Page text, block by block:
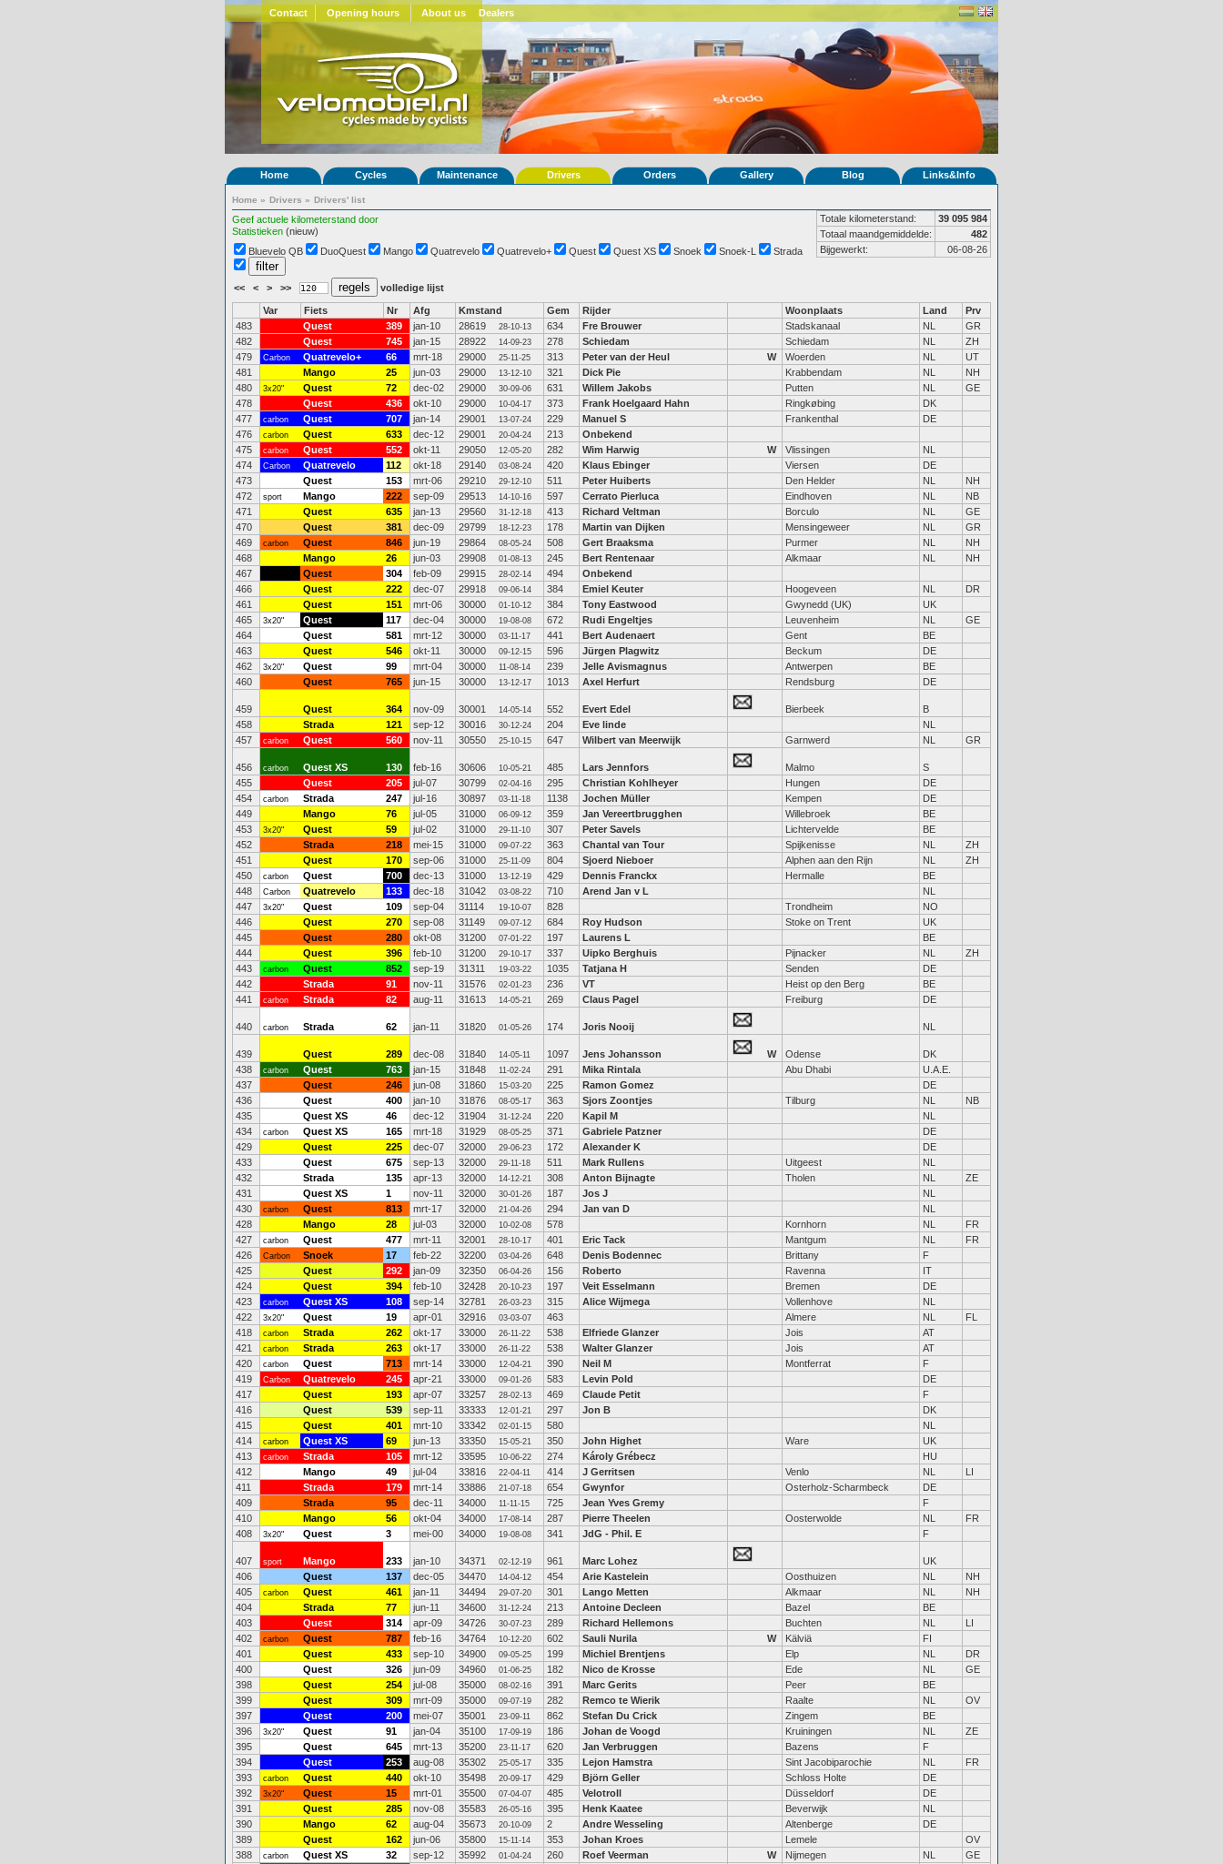
Contact Opening hours About us Dealers
Home Cycles Maintenance Drivers Orders Gallery Blog Links&Info
Home » Drivers » Drivers' list
Geef actuele kilometerstand door
Statistieken (nieuw)
Totale kilometerstand:
39 095 984
Totaal maandgemiddelde:
482
Bijgewerkt:
06-08-26
Bluevelo QB DuoQuest Mango Quatrevelo Quatrevelo+ Quest Quest XS Snoek Snoek-L Strada
<< < > >> volledige lijst
Var Fiets Nr Afg Kmstand Gem Rijder Woonplaats Land
Prv
483
Quest 389 jan-10 28619 28-10-13 634 Fre Brouwer Stadskanaal NL
GR
482
Quest 745 jan-15 28922 14-09-23 278 Schiedam Schiedam NL
ZH
479
Carbon Quatrevelo+ 66 mrt-18 29000 25-11-25 313 Peter van der Heul W Woerden NL
UT
481
Mango 25 jun-03 29000 13-12-10 321 Dick Pie Krabbendam NL
NH
480
3x20" Quest 72 dec-02 29000 30-09-06 631 Willem Jakobs Putten NL
GE
478
Quest 436 okt-10 29000 10-04-17 373 Frank Hoelgaard Hahn Ringkøbing
DK
477
carbon Quest 707 jan-14 29001 13-07-24 229 Manuel S Frankenthal
DE
476
carbon Quest 633 dec-12 29001 20-04-24 213
Onbekend
475
carbon Quest 552 okt-11 29050 12-05-20 282 Wim Harwig W Vlissingen
NL
474
Carbon Quatrevelo 112 okt-18 29140 03-08-24 420 Klaus Ebinger Viersen
DE
473
Quest 153 mrt-06 29210 29-12-10 511 Peter Huiberts Den Helder NL
NH
472
sport Mango 222 sep-09 29513 14-10-16 597 Cerrato Pierluca Eindhoven NL
NB
471
Quest 635 jan-13 29560 31-12-18 413 Richard Veltman Borculo NL
GE
470
Quest 381 dec-09 29799 18-12-23 178 Martin van Dijken Mensingeweer NL
GR
469
carbon Quest 846 jun-19 29864 08-05-24 508 Gert Braaksma Purmer NL
NH
468
Mango 26 jun-03 29908 01-08-13 245 Bert Rentenaar Alkmaar NL
NH
467
Quest 304 feb-09 29915 28-02-14 494
Onbekend
466
Quest 222 dec-07 29918 09-06-14 384 Emiel Keuter Hoogeveen NL
DR
461
Quest 151 mrt-06 30000 01-10-12 384 Tony Eastwood Gwynedd (UK)
UK
465
3x20" Quest 117 dec-04 30000 19-08-08 672 Rudi Engeltjes Leuvenheim NL
GE
464
Quest 581 mrt-12 30000 03-11-17 441 Bert Audenaert Gent
BE
463
Quest 546 okt-11 30000 09-12-15 596 Jürgen Plagwitz Beckum
DE
462
3x20" Quest 99 mrt-04 30000 11-08-14 239 Jelle Avismagnus Antwerpen
BE
460
Quest 765 jun-15 30000 13-12-17 1013 Axel Herfurt Rendsburg DE
459 Quest 364 nov-09 30001 14-05-14 552 Evert Edel Bierbeek
B
458
Strada 121 sep-12 30016 30-12-24 204 Eve linde
NL
457
carbon Quest 560 nov-11 30550 25-10-15 647 Wilbert van Meerwijk Garnwerd NL GR
456 carbon Quest XS 130 feb-16 30606 10-05-21 485 Lars Jennfors Malmo
S
455
Quest 205 jul-07 30799 02-04-16 295 Christian Kohlheyer Hungen
DE
454
carbon Strada 247 jul-16 30897 03-11-18 1138 Jochen Müller Kempen
DE
449
Mango 76 jul-05 31000 06-09-12 359 Jan Vereertbrugghen Willebroek
BE
453
3x20" Quest 59 jul-02 31000 29-11-10 307 Peter Savels Lichtervelde
BE
452
Strada 218 mei-15 31000 09-07-22 363 Chantal van Tour Spijkenisse NL
ZH
451
Quest 170 sep-06 31000 25-11-09 804 Sjoerd Nieboer Alphen aan den Rijn NL
ZH
450
carbon Quest 700 dec-13 31000 13-12-19 429 Dennis Franckx Hermalle
BE
448
Carbon Quatrevelo 133 dec-18 31042 03-08-22 710 Arend Jan v L
NL
447
3x20" Quest 109 sep-04 31114 19-10-07 828 Trondheim
NO
446
Quest 270 sep-08 31149 09-07-12 684 Roy Hudson Stoke on Trent
UK
445
Quest 280 okt-08 31200 07-01-22 197 Laurens L
BE
444
Quest 396 feb-10 31200 29-10-17 337 Uipko Berghuis Pijnacker NL
ZH
443
carbon Quest 852 sep-19 31311 19-03-22 1035 Tatjana H Senden
DE
442
Strada 91 nov-11 31576 02-01-23 236 VT Heist op den Berg
BE
441
carbon Strada 82 aug-11 31613 14-05-21 269 Claus Pagel Freiburg DE
440 carbon Strada 62 jan-11 31820 01-05-26 174 Joris Nooij NL
439 Quest 289 dec-08 31840 14-05-11 1097 Jens Johansson W Odense
DK
438
carbon Quest 763 jan-15 31848 11-02-24 291 Mika Rintala Abu Dhabi
U.A.E.
437
Quest 246 jun-08 31860 15-03-20 225 Ramon Gomez
DE
436
Quest 400 jan-10 31876 08-05-17 363 Sjors Zoontjes Tilburg NL
NB
435
Quest XS 46 dec-12 31904 31-12-24 220 Kapil M
NL
434
carbon Quest XS 165 mrt-18 31929 08-05-25 371 Gabriele Patzner
DE
429
Quest 225 dec-07 32000 29-06-23 172 Alexander K
DE
433
Quest 675 sep-13 32000 29-11-18 511 Mark Rullens Uitgeest
NL
432
Strada 135 apr-13 32000 14-12-21 308 Anton Bijnagte Tholen NL
ZE
431
Quest XS 1 nov-11 32000 30-01-26 187 Jos J
NL
430
carbon Quest 813 mrt-17 32000 21-04-26 294 Jan van D
NL
428
Mango 28 jul-03 32000 10-02-08 578 Kornhorn NL
FR
427
carbon Quest 477 mrt-11 32001 28-10-17 401 Eric Tack Mantgum NL
FR
426
Carbon Snoek 17 feb-22 32200 03-04-26 648 Denis Bodennec Brittany
F
425
Quest 292 jan-09 32350 06-04-26 156 Roberto Ravenna
IT
424
Quest 394 feb-10 32428 20-10-23 197 Veit Esselmann Bremen
DE
423
carbon Quest XS 108 sep-14 32781 26-03-23 315 Alice Wijmega Vollenhove
NL
422
3x20" Quest 19 apr-01 32916 03-03-07 463 Almere NL
FL
418
carbon Strada 262 okt-17 33000 26-11-22 538 Elfriede Glanzer Jois
AT
421
carbon Strada 263 okt-17 33000 26-11-22 538 Walter Glanzer Jois
AT
420
carbon Quest 713 mrt-14 33000 12-04-21 390 Neil M Montferrat
F
419
Carbon Quatrevelo 245 apr-21 33000 09-01-26 583 Levin Pold
DE
417
Quest 193 apr-07 33257 28-02-13 469 Claude Petit
F
416
Quest 539 sep-11 33333 12-01-21 297 Jon B
DK
415
Quest 401 mrt-10 33342 02-01-15 580
NL
414
carbon Quest XS 69 jun-13 33350 15-05-21 350 John Highet Ware
UK
413
carbon Strada 105 mrt-12 33595 10-06-22 274 Károly Grébecz
HU
412
Mango 49 jul-04 33816 22-04-11 414 J Gerritsen Venlo NL
LI
411
Strada 179 mrt-14 33886 21-07-18 654 Gwynfor Osterholz-Scharmbeck
DE
409
Strada 95 dec-11 34000 11-11-15 725 Jean Yves Gremy
F
410
Mango 56 okt-04 34000 17-08-14 287 Pierre Theelen Oosterwolde NL
FR
408
3x20" Quest 3 mei-00 34000 19-08-08 341 JdG - Phil. E F
407 sport Mango 233 jan-10 34371 02-12-19 961 Marc Lohez
UK
406
Quest 137 dec-05 34470 14-04-12 454 Arie Kastelein Oosthuizen NL
NH
405
carbon Quest 461 jan-11 34494 29-07-20 301 Lango Metten Alkmaar NL
NH
404
Strada 77 jun-11 34600 31-12-24 213 Antoine Decleen Bazel
BE
403
Quest 314 apr-09 34726 30-07-23 289 Richard Hellemons Buchten NL
LI
402
carbon Quest 787 feb-16 34764 10-12-20 602 Sauli Nurila W Kälviä
FI
401
Quest 433 sep-10 34900 09-05-25 199 Michiel Brentjens Elp NL
DR
400
Quest 326 jun-09 34960 01-06-25 182 Nico de Krosse Ede NL
GE
398
Quest 254 jul-08 35000 08-02-16 391 Marc Gerits Peer
BE
399
Quest 309 mrt-09 35000 09-07-19 282 Remco te Wierik Raalte NL
OV
397
Quest 200 mei-07 35001 23-09-11 862 Stefan Du Crick Zingem
BE
396
3x20" Quest 91 jan-04 35100 17-09-19 186 Johan de Voogd Kruiningen NL
ZE
395
Quest 645 mrt-13 35200 23-11-17 620 Jan Verbruggen Bazens
F
394
Quest 253 aug-08 35302 25-05-17 335 Lejon Hamstra Sint Jacobiparochie NL
FR
393
carbon Quest 440 okt-10 35498 20-09-17 429 Björn Geller Schloss Holte
DE
392
3x20" Quest 15 mrt-01 35500 07-04-07 485 Velotroll Düsseldorf
DE
391
Quest 285 nov-08 35583 26-05-16 395 Henk Kaatee Beverwijk
NL
390
Mango 62 aug-04 35673 20-10-09 2 Andre Wesseling Altenberge
DE
389
Quest 162 jun-06 35800 15-11-14 353 Johan Kroes Lemele
OV
388
carbon Quest XS 32 sep-12 35992 01-04-24 260 Roef Veerman W Nijmegen NL
GE